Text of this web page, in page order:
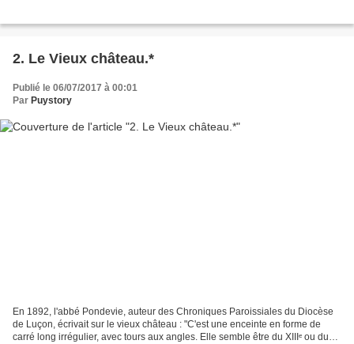
2. Le Vieux château.*
Publié le 06/07/2017 à 00:01
Par Puystory
En 1892, l'abbé Pondevie, auteur des Chroniques Paroissiales du Diocèse
de Luçon, écrivait sur le vieux château : "C'est une enceinte en forme de
carré long irrégulier, avec tours aux angles. Elle semble être du XIIIᵉ ou du